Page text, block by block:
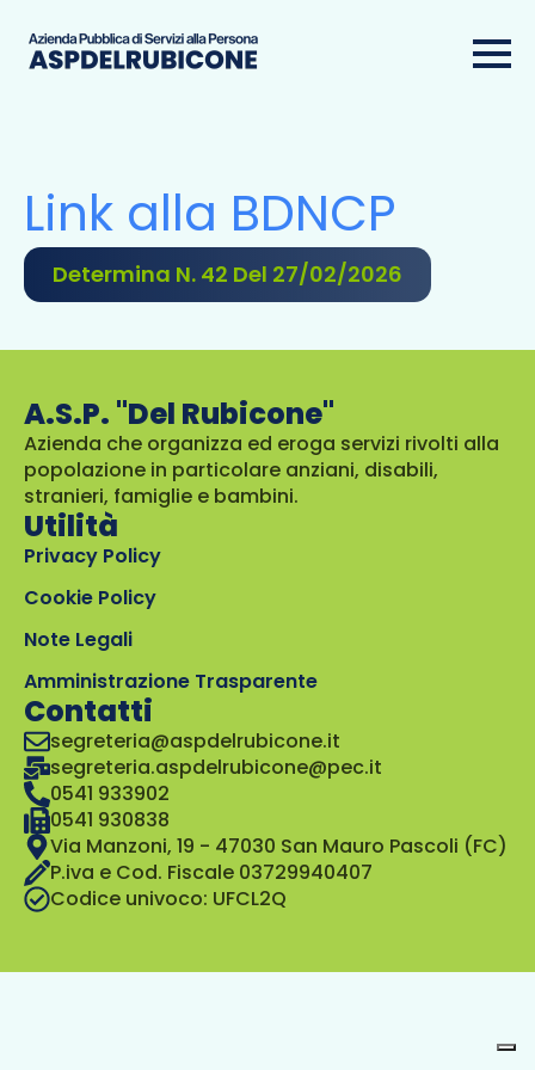
Link alla BDNCP
Determina N. 42 Del 27/02/2026
A.S.P. "Del Rubicone"
Azienda che organizza ed eroga servizi rivolti alla
popolazione in particolare anziani, disabili,
stranieri, famiglie e bambini.
Utilità
Privacy Policy
Cookie Policy
Note Legali
Amministrazione Trasparente
Contatti
segreteria@aspdelrubicone.it
segreteria.aspdelrubicone@pec.it
0541 933902
0541 930838
Via Manzoni, 19 - 47030 San Mauro Pascoli (FC)
P.iva e Cod. Fiscale 03729940407
Codice univoco: UFCL2Q